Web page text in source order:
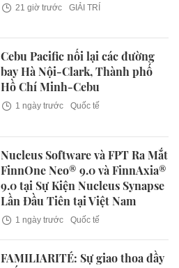
21 giờ trước GIẢI TRÍ
Cebu Pacific nối lại các đường
bay Hà Nội-Clark, Thành phố
Hồ Chí Minh-Cebu
1 ngày trước Quốc tế
Nucleus Software và FPT Ra Mắt
FinnOne Neo® 9.0 và FinnAxia®
9.0 tại Sự Kiện Nucleus Synapse
Lần Đầu Tiên tại Việt Nam
1 ngày trước Quốc tế
FAMILIARITÉ: Sự giao thoa đầy